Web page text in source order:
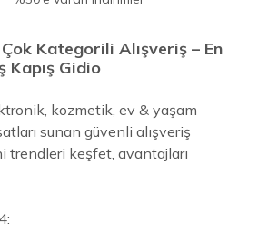
Kategorili Alışveriş – En
Kapış Gidio
kozmetik, ev & yaşam
sunan güvenli alışveriş
trendleri keşfet, avantajları